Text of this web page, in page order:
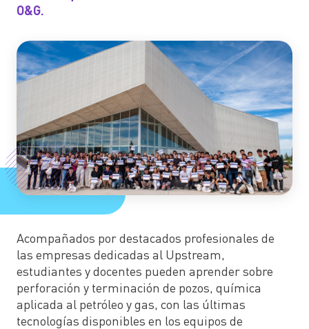
O&G.
Acompañados por destacados profesionales de
las empresas dedicadas al Upstream,
estudiantes y docentes pueden aprender sobre
perforación y terminación de pozos, química
aplicada al petróleo y gas, con las últimas
tecnologías disponibles en los equipos de